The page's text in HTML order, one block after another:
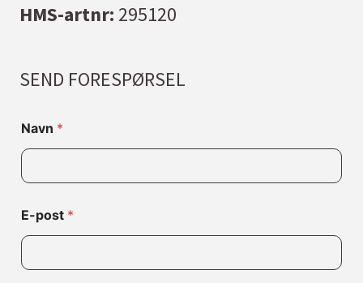
HMS-artnr: 295120
SEND FORESPØRSEL
-
p
s
*
N
a
n
Navn *
E-post *